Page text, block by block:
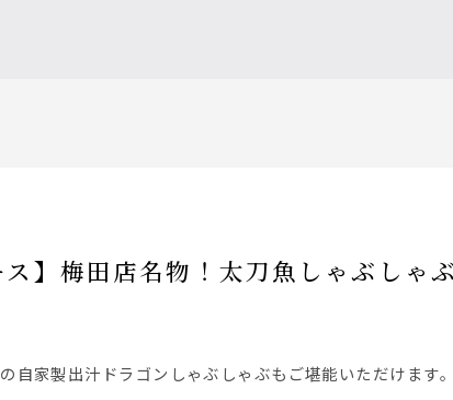
自家製出汁ドラゴンしゃぶしゃぶもご堪能いただけます。